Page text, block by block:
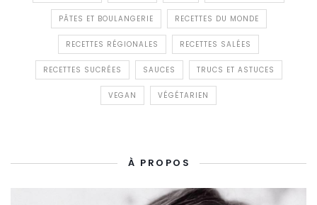
PÂTES ET BOULANGERIE RECETTES DU MONDE
RECETTES RÉGIONALES RECETTES SALÉES
RECETTES SUCRÉES SAUCES TRUCS ET ASTUCES
VEGAN VÉGÉTARIEN
À PROPOS